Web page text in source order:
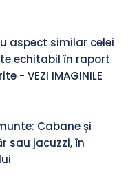
aspect similar celei
echitabil în raport
- VEZI IMAGINILE
Cabane și
sau jacuzzi, în